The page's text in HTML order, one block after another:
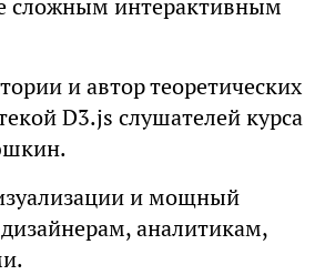
сложным интерактивным
и автор теоретических
D3.js слушателей курса
и мощный
аналитикам,